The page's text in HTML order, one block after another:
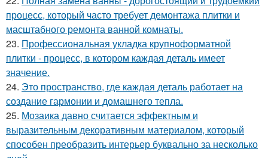
процесс, который часто требует демонтажа плитки и
масштабного ремонта ванной комнаты.
23. Профессиональная укладка крупноформатной
плитки - процесс, в котором каждая деталь имеет
значение.
24. Это пространство, где каждая деталь работает на
создание гармонии и домашнего тепла.
25. Мозаика давно считается эффектным и
выразительным декоративным материалом, который
способен преобразить интерьер буквально за несколько